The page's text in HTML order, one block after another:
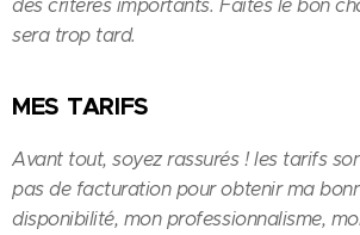
des critères importants. Faites le bon
sera trop tard.
MES TARIFS
Avant tout, soyez rassurés ! les tarifs
pas de facturation pour obtenir ma
disponibilité, mon professionnalisme,